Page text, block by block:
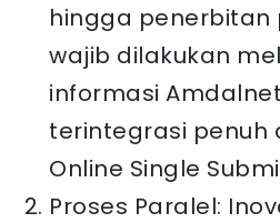
hingga penerbitan
wajib dilakukan
informasi
terintegrasi penuh
Online Single
Proses Paralel: